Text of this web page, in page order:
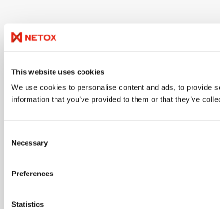
This website uses cookies
We use cookies to personalise content and ads, to provide
information that you’ve provided to them or that they’ve
Selection
Necessary
Preferences
Statistics